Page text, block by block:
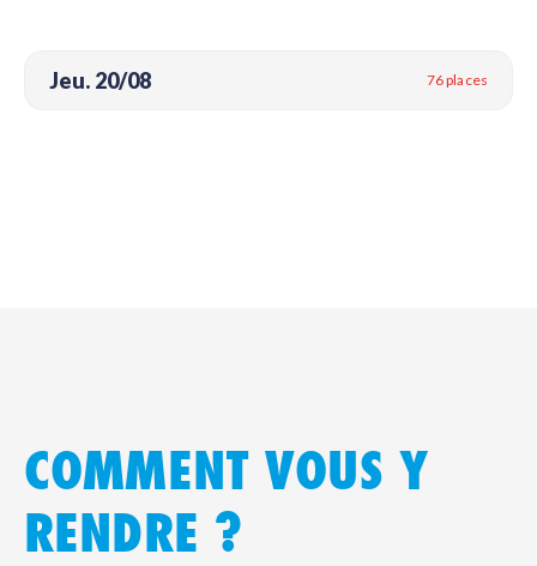
Jeu. 20/08 76 places
COMMENT VOUS Y
RENDRE ?